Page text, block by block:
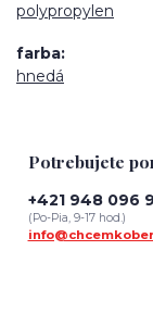
polypropylen
farba
hnedá
Potrebujete
+421 948 096
(Po-Pia, 9-17 hod.)